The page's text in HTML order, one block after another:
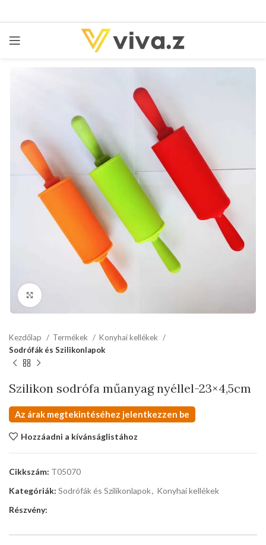
kattints a kinagyításhoz
Kezdőlap Termékek
Konyhai kellékek
Sodrófák és Szilikonlapok
Szilikon sodrófa műanyag nyéllel-23×4,5cm
Az árak megtekintéséhez jelentkezzen be
Hozzáadni a kívánságlistához
Cikkszám: T05070
Kategóriák: Sodrófák és Szilikonlapok, Konyhai kellékek
Részvény: